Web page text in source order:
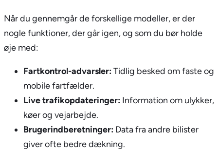
Når du gennemgår de forskellige modeller, er der
nogle funktioner, der går igen, og som du bør holde
øje med:
Fartkontrol-advarsler:Tidlig besked om faste og
mobile fartfælder.
Live trafikopdateringer: Information om ulykker,
køer og vejarbejde.
Brugerindberetninger: Data fra andre bilister
giver ofte bedre dækning.